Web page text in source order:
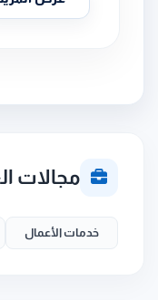
مجالات
خدمات الأعمال